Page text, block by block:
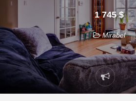
1 745 $
Mirabel
Signaler
un